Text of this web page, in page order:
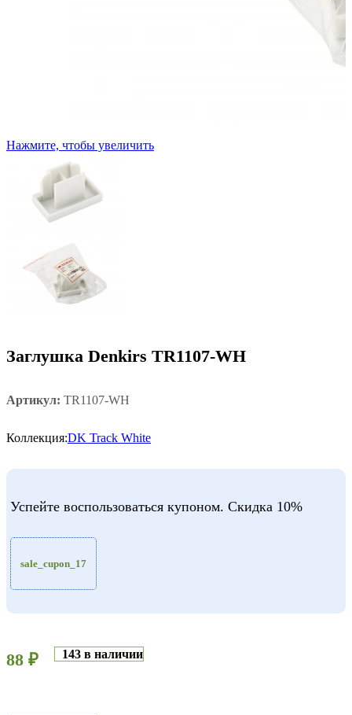
Нажмите, чтобы увеличить
Заглушка Denkirs TR1107-WH
Артикул: TR1107-WH
Коллекция:DK Track White
Успейте воспользоваться купоном. Скидка 10%
sale_cupon_17
88 ₽ 143 в наличии